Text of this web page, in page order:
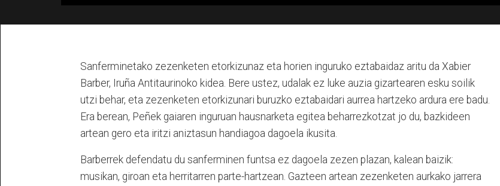
Sanferminetako zezenketen etorkizunaz eta horien inguruko eztabaidaz aritu da Xabier
Barber, Iruña Antitaurinoko kidea. Bere ustez, udalak ez luke auzia gizartearen esku soilik
utzi behar, eta zezenketen etorkizunari buruzko eztabaidari aurrea hartzeko ardura ere badu.
Era berean, Peñek gaiaren inguruan hausnarketa egitea beharrezkotzat jo du, bazkideen
artean gero eta iritzi aniztasun handiagoa dagoela ikusita.
Barberrek defendatu du sanferminen funtsa ez dagoela zezen plazan, kalean baizik:
musikan, giroan eta herritarren parte-hartzean. Gazteen artean zezenketen aurkako jarrera